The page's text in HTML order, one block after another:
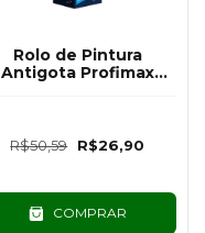
Rolo de Pintura
Antigota Profimax
R$50,59 R$26,90
COMPRAR